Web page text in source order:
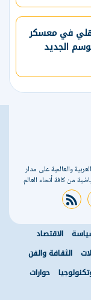
في معسكر
الجديد
والعالمية على مدار
من كافة أنحاء العالم
rss feed
الاقتصاد
الثقافة والفن
حوارات